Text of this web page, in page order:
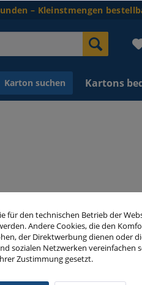
– Kleinstmengen
Karton suchen Kartons
die erste Option. Den
Bestellen Sie stabile
für den technischen Betrieb der
Andere Cookies, die den
der Direktwerbung dienen oder
sozialen Netzwerken vereinfachen
Zustimmung gesetzt.